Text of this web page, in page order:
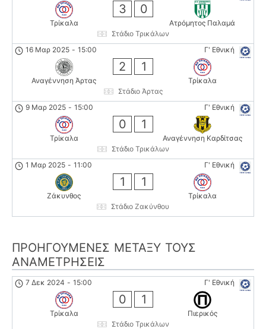
Τρίκαλα
3 0
Ατρόμητος Παλαμά
Στάδιο Τρικάλων
Γ' Εθνική
16 Μαρ 2025 - 15:00
Αναγέννηση Άρτας
2 1
Τρίκαλα
Στάδιο Άρτας
Γ' Εθνική
9 Μαρ 2025 - 15:00
Τρίκαλα
0 1
Αναγέννηση Καρδίτσας
Στάδιο Τρικάλων
Γ' Εθνική
1 Μαρ 2025 - 11:00
Ζάκυνθος
1 1
Τρίκαλα
Στάδιο Ζακύνθου
ΠΡΟΗΓΟΎΜΕΝΕΣ ΜΕΤΑΞΎ ΤΟΥΣ
ΑΝΑΜΕΤΡΉΣΕΙΣ
Γ' Εθνική
7 Δεκ 2024 - 15:00
Τρίκαλα
0 1
Πιερικός
Στάδιο Τρικάλων